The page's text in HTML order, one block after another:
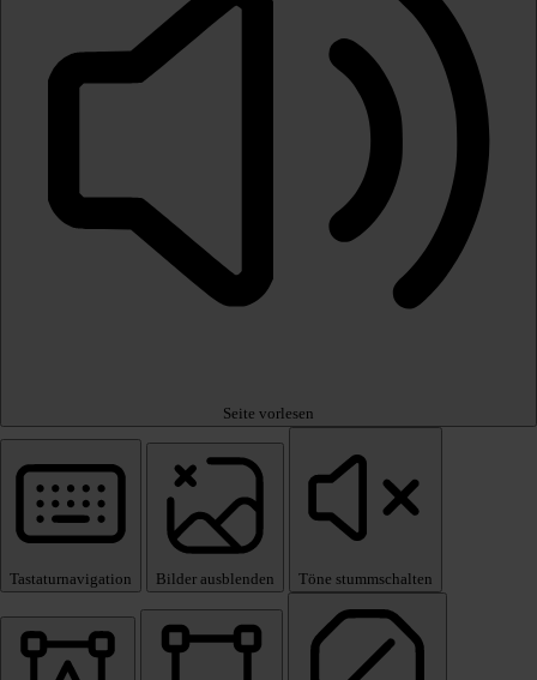
Seite vorlesen
Tastaturnavigation Bilder ausblenden Töne stummschalten